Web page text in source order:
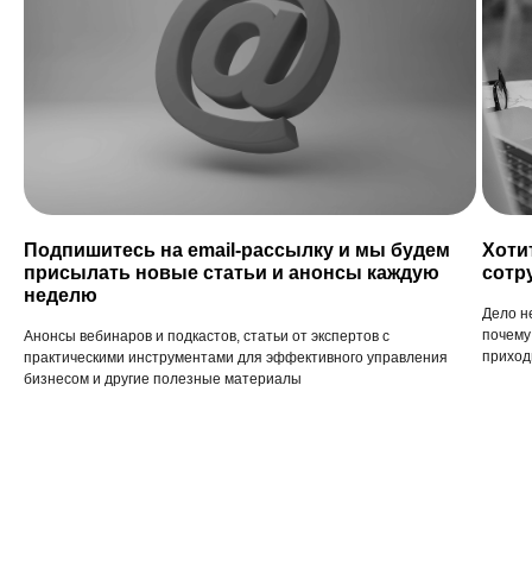
Подпишитесь на email-рассылку и мы будем
присылать новые статьи и анонсы каждую
неделю
Анонсы вебинаров и подкастов, статьи от экспертов с
практическими инструментами для эффективного управления
бизнесом и другие полезные материалы
Дело